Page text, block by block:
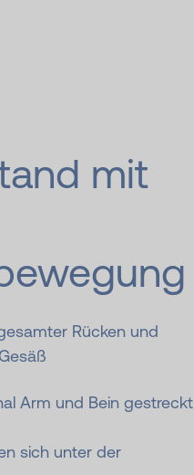
mit
Rücken und
Arm und Bein gestreckt
sich unter der